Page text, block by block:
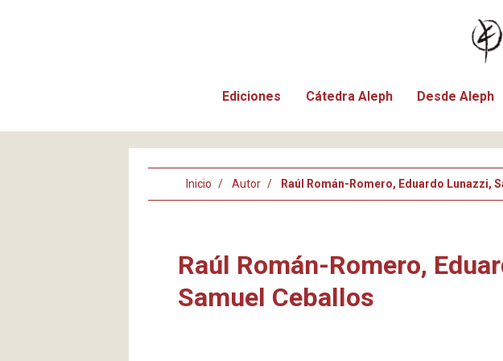
Ediciones Cátedra Aleph Desde Aleph
Inicio Autor Raúl Román-Romero, Eduardo Lunazzi,
Raúl Román-Romero,
Samuel Ceballos